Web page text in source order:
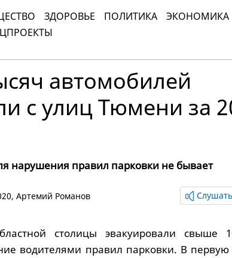
ЗДОРОВЬЕ ПОЛИТИКА ЭКОНОМИКА
автомобилей
с улиц Тюмени за
нарушения правил парковки не бывает
Артемий Романов
столицы эвакуировали свыше
водителями правил парковки. В первую